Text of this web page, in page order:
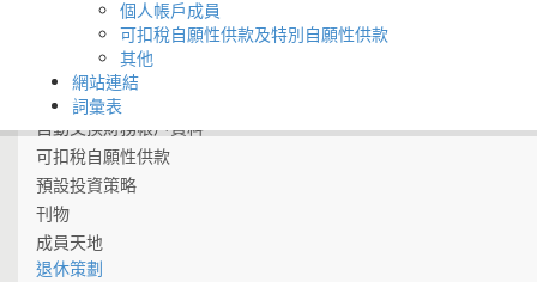
個人帳戶成員
可扣稅自願性供款及特別自願性供款
其他
網站連結
詞彙表
最新消息
亞洲收益退休基金
有關取消以強積金抵銷長期服務金和遣散費的安排
有關「2022保就業」計劃
自動交換財務帳戶資料
可扣稅自願性供款
預設投資策略
刊物
成員天地
退休策劃